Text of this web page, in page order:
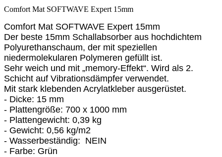
Comfort Mat SOFTWAVE Expert 15mm
Comfort Mat SOFTWAVE Expert 15mm
Der beste 15mm Schallabsorber aus hochdichtem
Polyurethanschaum, der mit speziellen
niedermolekularen Polymeren gefüllt ist.
Sehr weich und mit „memory-Effekt“. Wird als 2.
Schicht auf Vibrationsdämpfer verwendet.
Mit stark klebenden Acrylatkleber ausgerüstet.
- Dicke: 15 mm
- Plattengröße: 700 x 1000 mm
- Plattengewicht: 0,39 kg
- Gewicht: 0,56 kg/m2
- Wasserbeständig: NEIN
- Farbe: Grün